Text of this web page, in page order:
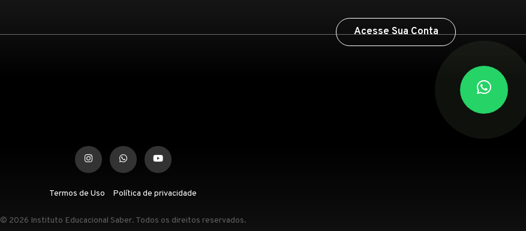
Acesse Sua Conta
Termos de Uso Política de privacidade
© 2026 Instituto Educacional Saber. Todos os direitos reservados.